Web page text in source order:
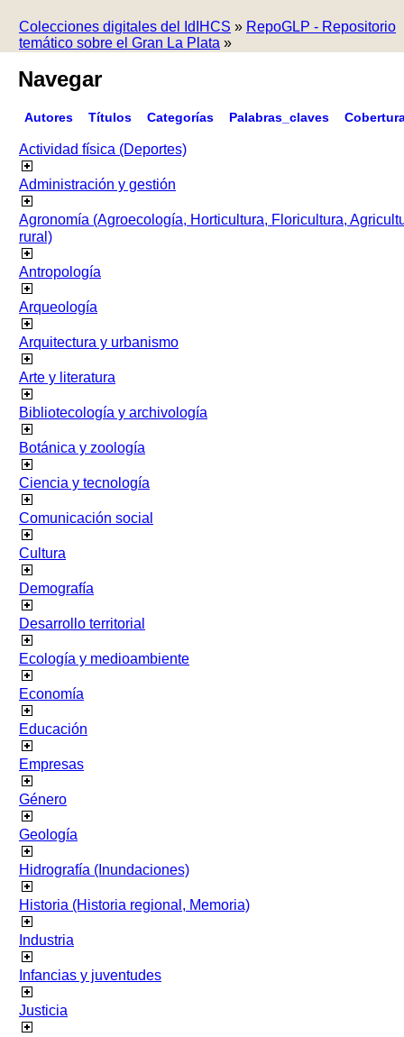
Colecciones digitales del IdIHCS » RepoGLP - Repositorio
temático sobre el Gran La Plata »
Navegar
Autores Títulos Categorías Palabras_claves
Actividad física (Deportes)
Administración y gestión
Agronomía (Agroecología, Horticultura, Floricultura,
rural)
Antropología
Arqueología
Arquitectura y urbanismo
Arte y literatura
Bibliotecología y archivología
Botánica y zoología
Ciencia y tecnología
Comunicación social
Cultura
Demografía
Desarrollo territorial
Ecología y medioambiente
Economía
Educación
Empresas
Género
Geología
Hidrografía (Inundaciones)
Historia (Historia regional, Memoria)
Industria
Infancias y juventudes
Justicia